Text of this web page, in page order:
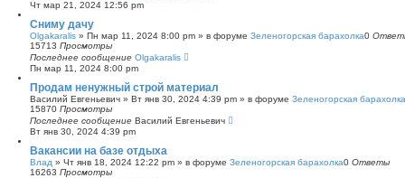
Чт мар 21, 2024 12:56 pm
Сниму дачу
Olgakaralis » Пн мар 11, 2024 8:00 pm » в форуме Зеленогорская барахолка0
15713 Просмотры
Последнее сообщение Olgakaralis
Пн мар 11, 2024 8:00 pm
Продам ненужный строй материал
Василий Евгеньевич » Вт янв 30, 2024 4:39 pm » в форуме Зеленогорская барахолка
15870 Просмотры
Последнее сообщение Василий Евгеньевич
Вт янв 30, 2024 4:39 pm
Вакансии на базе отдыха
Влад » Чт янв 18, 2024 12:22 pm » в форуме Зеленогорская барахолка0 Ответы
16263 Просмотры